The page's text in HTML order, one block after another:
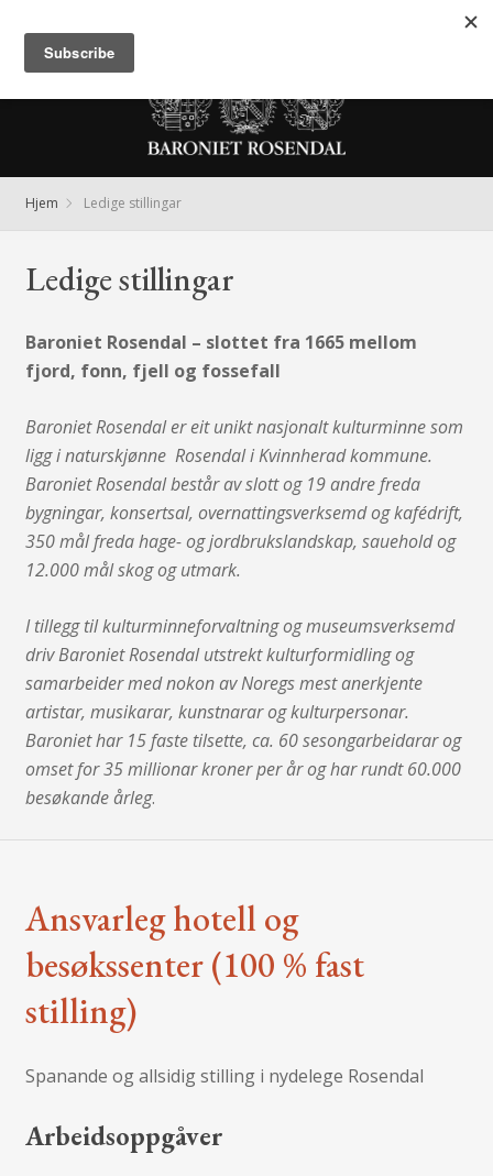
Hjem Ledige stillingar
Ledige stillingar
Baroniet Rosendal – slottet fra 1665 mellom
fjord, fonn, fjell og fossefall
Baroniet Rosendal er eit unikt nasjonalt kulturminne som
ligg i naturskjønne Rosendal i Kvinnherad kommune.
Baroniet Rosendal består av slott og 19 andre freda
bygningar, konsertsal, overnattingsverksemd og kafédrift,
350 mål freda hage- og jordbrukslandskap, sauehold og
12.000 mål skog og utmark.
I tillegg til kulturminneforvaltning og museumsverksemd
driv Baroniet Rosendal utstrekt kulturformidling og
samarbeider med nokon av Noregs mest anerkjente
artistar, musikarar, kunstnarar og kulturpersonar.
Baroniet har 15 faste tilsette, ca. 60 sesongarbeidarar og
omset for 35 millionar kroner per år og har rundt 60.000
besøkande årleg.
Ansvarleg hotell og
besøkssenter (100 % fast
stilling)
Spanande og allsidig stilling i nydelege Rosendal
Arbeidsoppgåver